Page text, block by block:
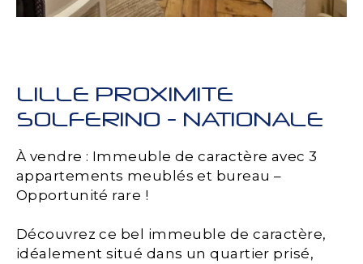
LILLE PROXIMITE
SOLFERINO - NATIONALE
À vendre : Immeuble de caractère avec 3
appartements meublés et bureau –
Opportunité rare !
Découvrez ce bel immeuble de caractère,
idéalement situé dans un quartier prisé,